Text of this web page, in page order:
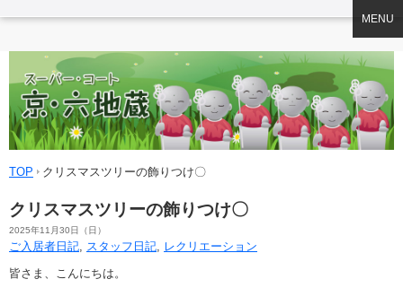
MENU
TOP クリスマスツリーの飾りつけ〇
クリスマスツリーの飾りつけ〇
2025年11月30日（日）
ご入居者日記 スタッフ日記
レクリエーション
皆さま、こんにちは。